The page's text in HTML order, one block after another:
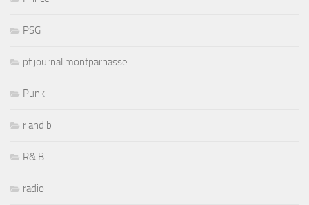
PSG
pt journal montparnasse
Punk
r and b
R& B
radio